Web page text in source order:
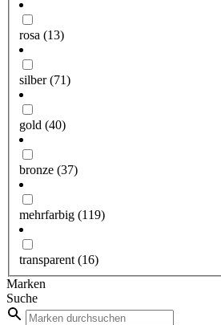
rosa (13)
silber(71)
gold (40)
bronze (37)
mehrfarbig (119)
transparent (16)
Marken
Suche